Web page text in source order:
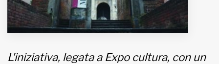
Fondato e diretto da Enzo De
Bernardis
EDB edizioni - Via Brivio angolo C.
Informativa sulla privacy
L'iniziativa, legata a Expo cultura, con un